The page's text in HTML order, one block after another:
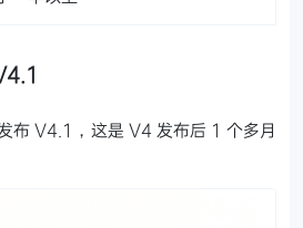
布 V4.1，这是 V4 发布后 1 个多月